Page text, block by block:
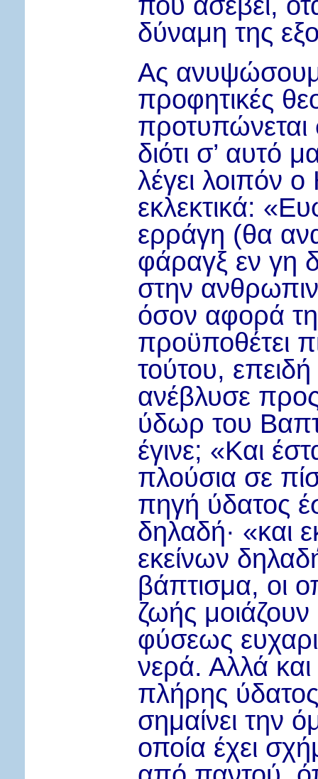
δύναμη της
Ας
προφητικές
προτυπώνεται
διότι σ’ αυτό
λέγει λοιπόν
εκλεκτικά:
ερράγη (θα
φάραγξ εν γη
στην
όσον αφορά
προϋποθέτει
τούτου,
ανέβλυσε
ύδωρ του
έγινε; «Και
πλούσια σε
πηγή ύδατος
δηλαδή· «και
εκείνων
βάπτισμα, οι
ζωής
φύσεως
νερά. Αλλά και
πλήρης
σημαίνει την
οποία έχει